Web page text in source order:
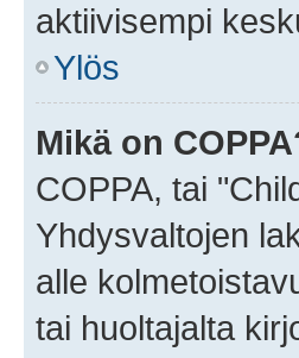
aktiivisempi
Ylös
Mikä on
COPPA, tai
Yhdysvaltojen
alle
tai huoltajalta